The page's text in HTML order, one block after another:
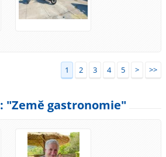
1 2 3 4 5 > >>
"Země gastronomie"